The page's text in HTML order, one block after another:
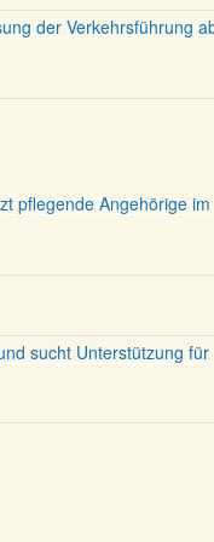
der Verkehrsführung
pflegende Angehörige im
sucht Unterstützung für